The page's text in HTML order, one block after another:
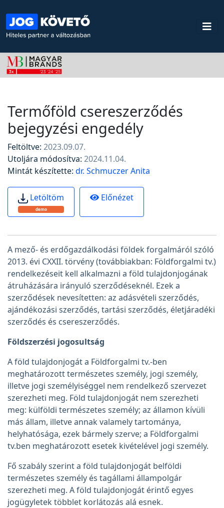
Termőföld csereszerződés
bejegyzési engedély
Feltöltve: 2023.09.07.
Utoljára módosítva: 2024.11.04.
Mintát készítette: dr. Schmuczer Anita
Letöltöm
demo
Előnézet
A mező- és erdőgazdálkodási földek forgalmáról szóló
2013. évi CXXII. törvény (továbbiakban: Földforgalmi tv.)
rendelkezéseit kell alkalmazni a föld tulajdonjogának
átruházására irányuló szerződéseknél. Ezek a
szerződések nevesítetten: az adásvételi szerződés,
ajándékozási szerződés, tartási szerződés, életjáradéki
szerződés és csereszerződés.
Földszerzési jogosultság
A föld tulajdonjogát a Földforgalmi tv.-ben
meghatározott természetes személy, jogi személy,
illetve jogi személyiséggel nem rendelkező szervezet
szerezheti meg. Föld tulajdonjogát nem szerezheti
meg: külföldi természetes személy; az államon kívüli
más állam, illetve annak valamely tartománya,
helyhatósága, ezek bármely szerve; a Földforgalmi
tv.ben meghatározott esetek kivételével jogi személy.
Fő szabály szerint a föld tulajdonjogát belföldi
természetes személy és tagállami állampolgár
szerezheti meg. A föld tulajdonjogát érintő egyes
jogügyletek többlet korlátozás alá esnek.